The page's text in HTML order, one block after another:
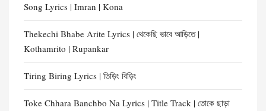
Song Lyrics | Imran | Kona
Thekechi Bhabe Arite Lyrics | থেকেছি ভাবে আড়িতে |
Kothamrito | Rupankar
Tiring Biring Lyrics | তিড়িং বিড়িং
Toke Chhara Banchbo Na Lyrics | Title Track | তোকে ছাড়া